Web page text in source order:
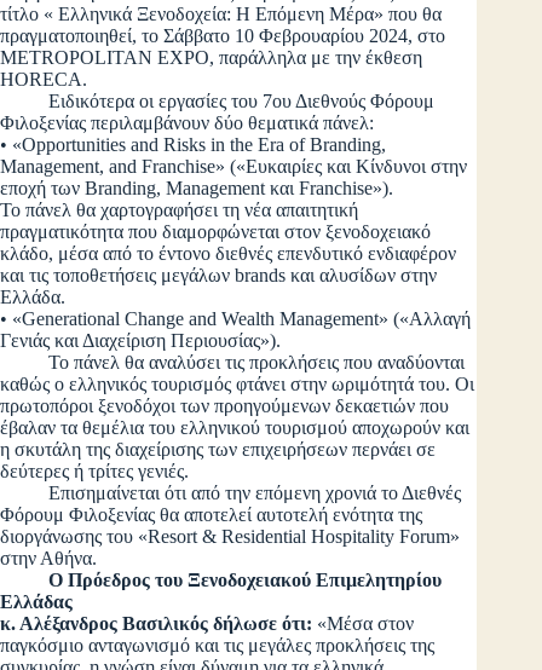
τίτλο « Ελληνικά Ξενοδοχεία: Η Επόμενη Μέρα» που θα
πραγματοποιηθεί, το Σάββατο 10 Φεβρουαρίου 2024, στο
METROPOLITAN EXPO, παράλληλα με την έκθεση
HORECA.
Ειδικότερα οι εργασίες του 7ου Διεθνούς Φόρουμ
Φιλοξενίας περιλαμβάνουν δύο θεματικά πάνελ:
• «Opportunities and Risks in the Era of Branding,
Management, and Franchise» («Ευκαιρίες και Κίνδυνοι στην
εποχή των Branding, Management και Franchise»).
Το πάνελ θα χαρτογραφήσει τη νέα απαιτητική
πραγματικότητα που διαμορφώνεται στον ξενοδοχειακό
κλάδο, μέσα από το έντονο διεθνές επενδυτικό ενδιαφέρον
και τις τοποθετήσεις μεγάλων brands και αλυσίδων στην
Ελλάδα.
• «Generational Change and Wealth Management» («Αλλαγή
Γενιάς και Διαχείριση Περιουσίας»).
Το πάνελ θα αναλύσει τις προκλήσεις που αναδύονται
καθώς ο ελληνικός τουρισμός φτάνει στην ωριμότητά του. Οι
πρωτοπόροι ξενοδόχοι των προηγούμενων δεκαετιών που
έβαλαν τα θεμέλια του ελληνικού τουρισμού αποχωρούν και
η σκυτάλη της διαχείρισης των επιχειρήσεων περνάει σε
δεύτερες ή τρίτες γενιές.
Επισημαίνεται ότι από την επόμενη χρονιά το Διεθνές
Φόρουμ Φιλοξενίας θα αποτελεί αυτοτελή ενότητα της
διοργάνωσης του «Resort & Residential Hospitality Forum»
στην Αθήνα.
Ο Πρόεδρος του Ξενοδοχειακού Επιμελητηρίου
Ελλάδας
κ. Αλέξανδρος Βασιλικός δήλωσε ότι: «Μέσα στον
παγκόσμιο ανταγωνισμό και τις μεγάλες προκλήσεις της